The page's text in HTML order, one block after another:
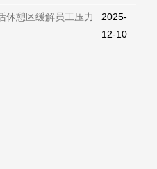
休憩区缓解员工压力
2025-
12-10